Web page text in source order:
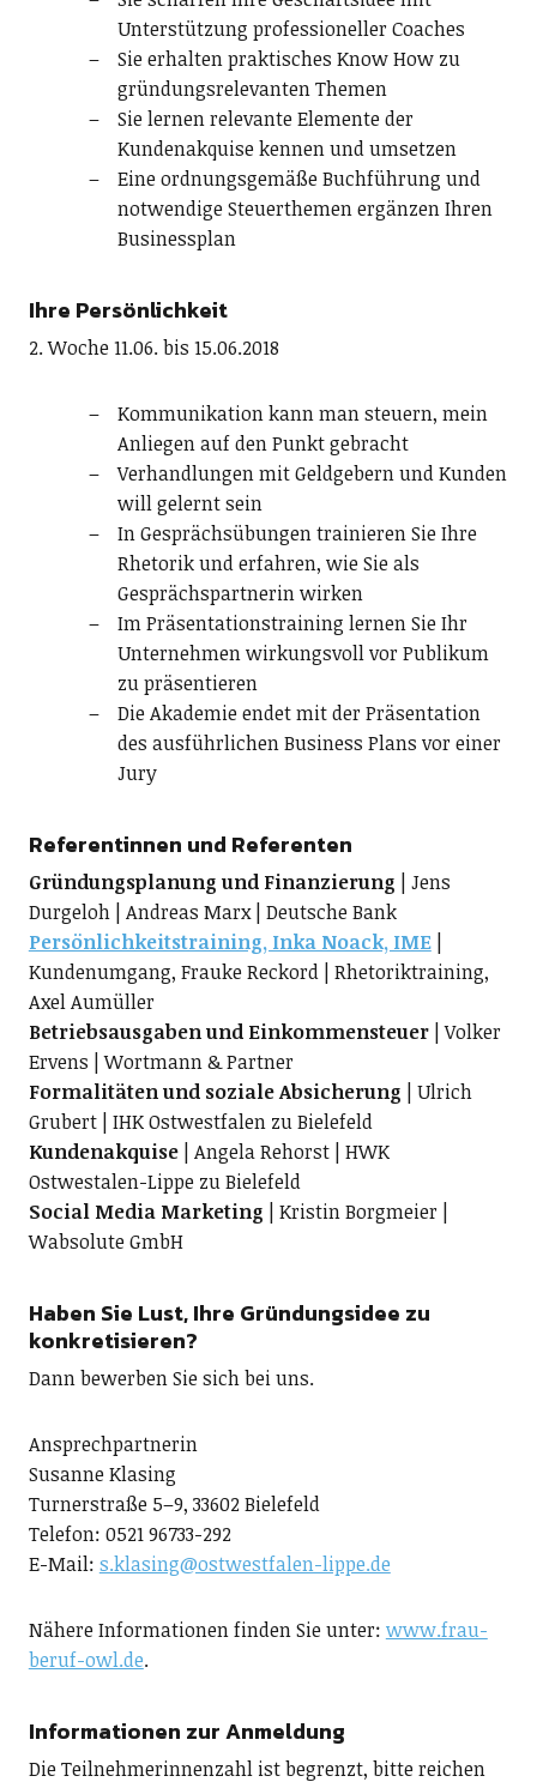
Unterstützung professioneller Coaches
Sie erhalten praktisches Know How zu
gründungsrelevanten Themen
Sie lernen relevante Elemente der
Kundenakquise kennen und umsetzen
Eine ordnungsgemäße Buchführung und
notwendige Steuerthemen ergänzen Ihren
Businessplan
Ihre Persönlichkeit
2. Woche 11.06. bis 15.06.2018
Kommunikation kann man steuern, mein
Anliegen auf den Punkt gebracht
Verhandlungen mit Geldgebern und Kunden
will gelernt sein
In Gesprächsübungen trainieren Sie Ihre
Rhetorik und erfahren, wie Sie als
Gesprächspartnerin wirken
Im Präsentationstraining lernen Sie Ihr
Unternehmen wirkungsvoll vor Publikum
zu präsentieren
Die Akademie endet mit der Präsentation
des ausführlichen Business Plans vor einer
Jury
Referentinnen und Referenten
Gründungsplanung und Finanzierung | Jens
Durgeloh | Andreas Marx | Deutsche Bank
Persönlichkeitstraining, Inka Noack, IME|
Kundenumgang, Frauke Reckord | Rhetoriktraining,
Axel Aumüller
Betriebsausgaben und Einkommensteuer| Volker
Ervens | Wortmann & Partner
Formalitäten und soziale Absicherung | Ulrich
Grubert | IHK Ostwestfalen zu Bielefeld
Kundenakquise| Angela Rehorst | HWK
Ostwestalen-Lippe zu Bielefeld
Social Media Marketing | Kristin Borgmeier |
Wabsolute GmbH
Haben Sie Lust, Ihre Gründungsidee zu
konkretisieren?
Dann bewerben Sie sich bei uns.
Ansprechpartnerin
Susanne Klasing
Turnerstraße 5–9, 33602 Bielefeld
Telefon: 0521 96733-292
E-Mail: s.klasing@ostwestfalen-lippe.de
Nähere Informationen finden Sie unter: www.frau-
beruf-owl.de.
Informationen zur Anmeldung
Die Teilnehmerinnenzahl ist begrenzt, bitte reichen